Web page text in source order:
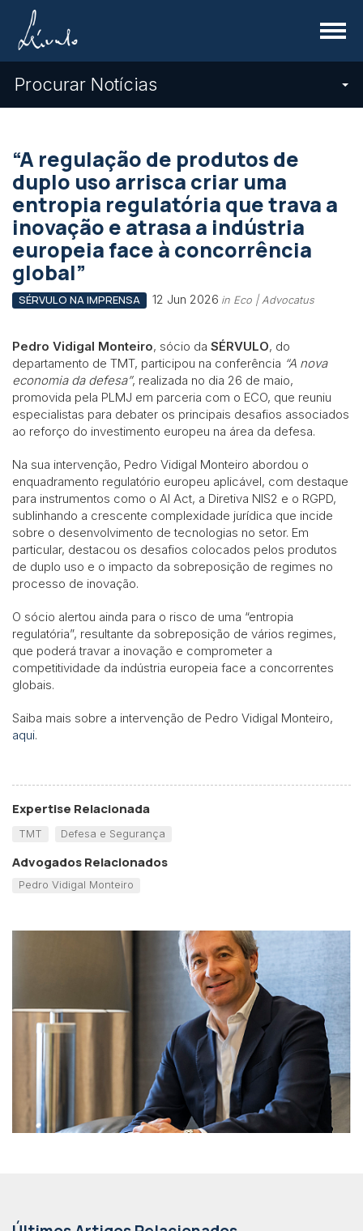
Menu
Procurar Notícias
“A regulação de produtos de
duplo uso arrisca criar uma
entropia regulatória que trava a
inovação e atrasa a indústria
europeia face à concorrência
global”
SÉRVULO NA IMPRENSA 12 Jun 2026 in Eco | Advocatus
Pedro Vidigal Monteiro, sócio da SÉRVULO, do
departamento de TMT, participou na conferência “A nova
economia da defesa”, realizada no dia 26 de maio,
promovida pela PLMJ em parceria com o ECO, que reuniu
especialistas para debater os principais desafios associados
ao reforço do investimento europeu na área da defesa.
Na sua intervenção, Pedro Vidigal Monteiro abordou o
enquadramento regulatório europeu aplicável, com destaque
para instrumentos como o AI Act, a Diretiva NIS2 e o RGPD,
sublinhando a crescente complexidade jurídica que incide
sobre o desenvolvimento de tecnologias no setor. Em
particular, destacou os desafios colocados pelos produtos
de duplo uso e o impacto da sobreposição de regimes no
processo de inovação.
O sócio alertou ainda para o risco de uma “entropia
regulatória”, resultante da sobreposição de vários regimes,
que poderá travar a inovação e comprometer a
competitividade da indústria europeia face a concorrentes
globais.
Saiba mais sobre a intervenção de Pedro Vidigal Monteiro,
aqui.
Expertise Relacionada
TMT Defesa e Segurança
Advogados Relacionados
Pedro Vidigal Monteiro